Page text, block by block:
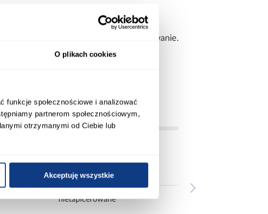
O plikach cookies
funkcje społecznościowe i analizować
partnerom społecznościowym,
otrzymanymi od Ciebie lub
Akceptuję wszystkie
odpornością na codzienne użytkowanie.
przestrzeni pod łóżkiem.
nietapicerowane